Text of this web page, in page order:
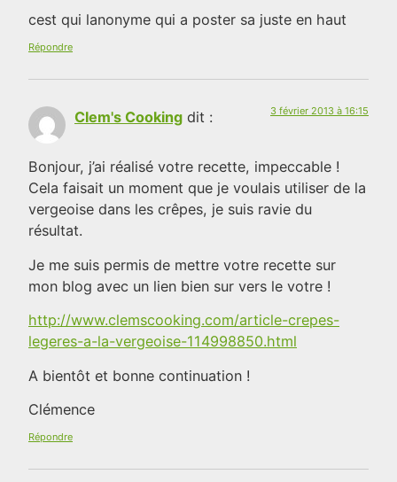
cest qui lanonyme qui a poster sa juste en haut
Répondre
Clem's Cooking dit : 3 février 2013 à 16:15
Bonjour, j’ai réalisé votre recette, impeccable !
Cela faisait un moment que je voulais utiliser de la
vergeoise dans les crêpes, je suis ravie du
résultat.
Je me suis permis de mettre votre recette sur
mon blog avec un lien bien sur vers le votre !
http://www.clemscooking.com/article-crepes-
legeres-a-la-vergeoise-114998850.html
A bientôt et bonne continuation !
Clémence
Répondre